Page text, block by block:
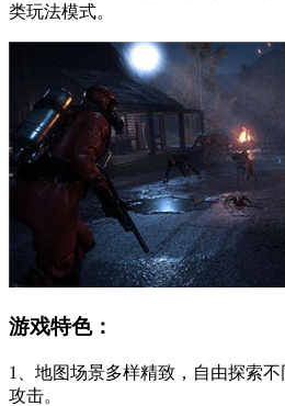
类玩法模式。
游戏特色：
1、地图场景多样精致，自由探索
攻击。